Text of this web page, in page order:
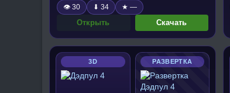
👁 30 ⬇ 34 ★ —
Открыть Скачать
3D РАЗВЕРТКА